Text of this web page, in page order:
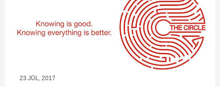
23.JŪL, 2017